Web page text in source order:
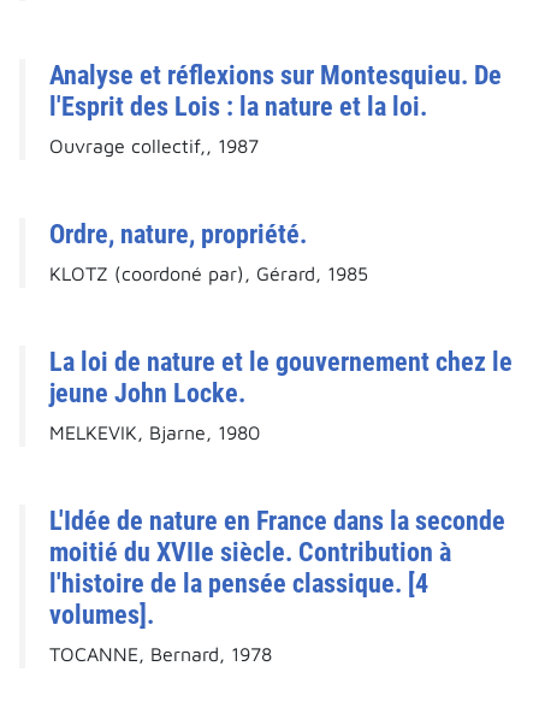
Analyse et réflexions sur Montesquieu. De
l'Esprit des Lois : la nature et la loi.
Ouvrage collectif,, 1987
Ordre, nature, propriété.
KLOTZ (coordoné par), Gérard, 1985
La loi de nature et le gouvernement chez le
jeune John Locke.
MELKEVIK, Bjarne, 1980
L'Idée de nature en France dans la seconde
moitié du XVIIe siècle. Contribution à
l'histoire de la pensée classique. [4
volumes].
TOCANNE, Bernard, 1978